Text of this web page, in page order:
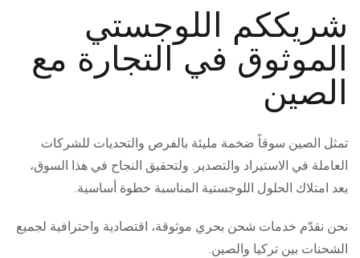
شريككم اللوجستي
الموثوق في التجارة مع
الصين
تمثل الصين سوقاً ضخمة مليئة بالفرص والتحديات للشركات
العاملة في الاستيراد والتصدير. ولتحقيق النجاح في هذا السوق،
يعد امتلاك الحلول اللوجستية المناسبة خطوة أساسية.
نحن نقدّم خدمات شحن بحري موثوقة، اقتصادية واحترافية لجميع
الشحنات بين تركيا والصين.